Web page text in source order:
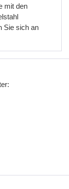
mit den
Sie sich an